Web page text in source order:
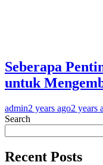
Seberapa
untuk
admin2 years ago2 years
Search
Recent Posts